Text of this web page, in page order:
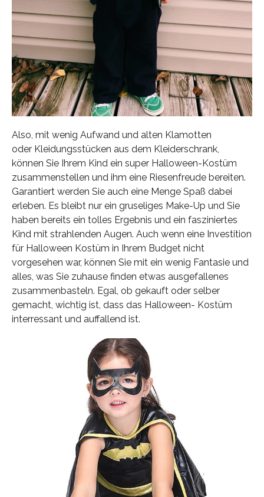
Also, mit wenig Aufwand und alten Klamotten
oder Kleidungsstücken aus dem Kleiderschrank,
können Sie Ihrem Kind ein super Halloween-Kostüm
zusammenstellen und ihm eine Riesenfreude bereiten.
Garantiert werden Sie auch eine Menge Spaß dabei
erleben. Es bleibt nur ein gruseliges Make-Up und Sie
haben bereits ein tolles Ergebnis und ein fasziniertes
Kind mit strahlenden Augen. Auch wenn eine Investition
für Halloween Kostüm in Ihrem Budget nicht
vorgesehen war, können Sie mit ein wenig Fantasie und
alles, was Sie zuhause finden etwas ausgefallenes
zusammenbasteln. Egal, ob gekauft oder selber
gemacht, wichtig ist, dass das Halloween- Kostüm
interressant und auffallend ist.